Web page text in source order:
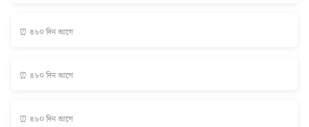
⏰ ৪৮০ দিন আগে
⏰ ৪৮০ দিন আগে
⏰ ৪৮০ দিন আগে